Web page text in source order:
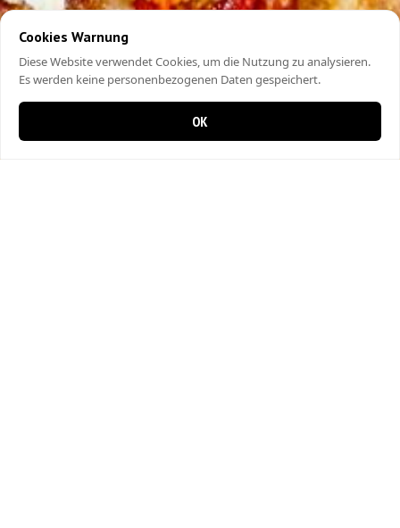
Cookies Warnung
Diese Website verwendet Cookies, um die Nutzung zu analysieren.
Es werden keine personenbezogenen Daten gespeichert.
OK